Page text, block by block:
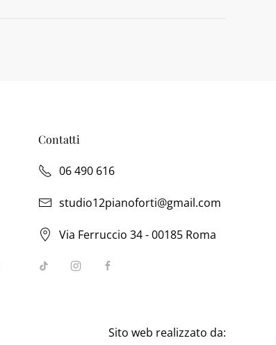
Contatti
06 490 616
studio12pianoforti@gmail.com
Via Ferruccio 34 - 00185 Roma
Sito web realizzato da: